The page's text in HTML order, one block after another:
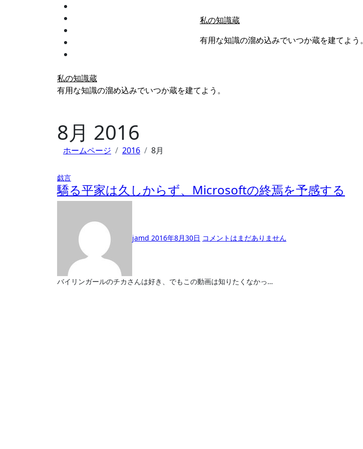
私の知識蔵
有用な知識の溜め込みでいつか蔵を建てよう。
私の知識蔵
有用な知識の溜め込みでいつか蔵を建てよう。
8月 2016
ホームページ 2016 8月
戯言
驕る平家は久しからず、Microsoftの終焉を予感する
jamd 2016年8月30日 コメントはまだありません
バイリンガールのチカさんは好き、でもこの動画は知りたくなかっ…